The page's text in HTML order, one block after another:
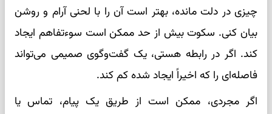
چیزی در دلت مانده، بهتر است آن را با لحنی آرام و روشن
بیان کنی. سکوت بیش از حد ممکن است سوءتفاهم ایجاد
کند. اگر در رابطه هستی، یک گفت‌وگوی صمیمی می‌تواند
فاصله‌ای را که اخیراً ایجاد شده کم کند.
اگر مجردی، ممکن است از طریق یک پیام، تماس یا